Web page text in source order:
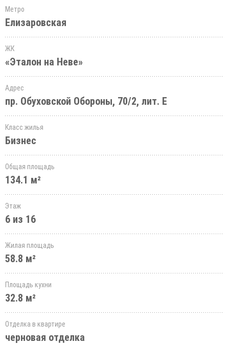
Метро
Елизаровская
ЖК
«Эталон на Неве»
Адрес
пр. Обуховской Обороны, 70/2, лит. Е
Класс жилья
Бизнес
Общая площадь
134.1 м²
Этаж
6 из 16
Жилая площадь
58.8 м²
Площадь кухни
32.8 м²
Отделка в квартире
черновая отделка